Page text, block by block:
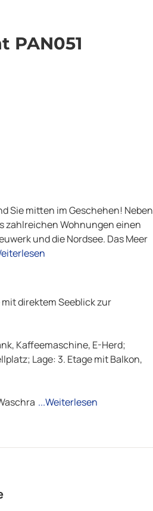
PAN051
Sie mitten im Geschehen! Neben
zahlreichen Wohnungen einen
und die Nordsee. Das Meer
mit direktem Seeblick zur
Kaffeemaschine, E-Herd;
Lage: 3. Etage mit Balkon,
...Weiterlesen